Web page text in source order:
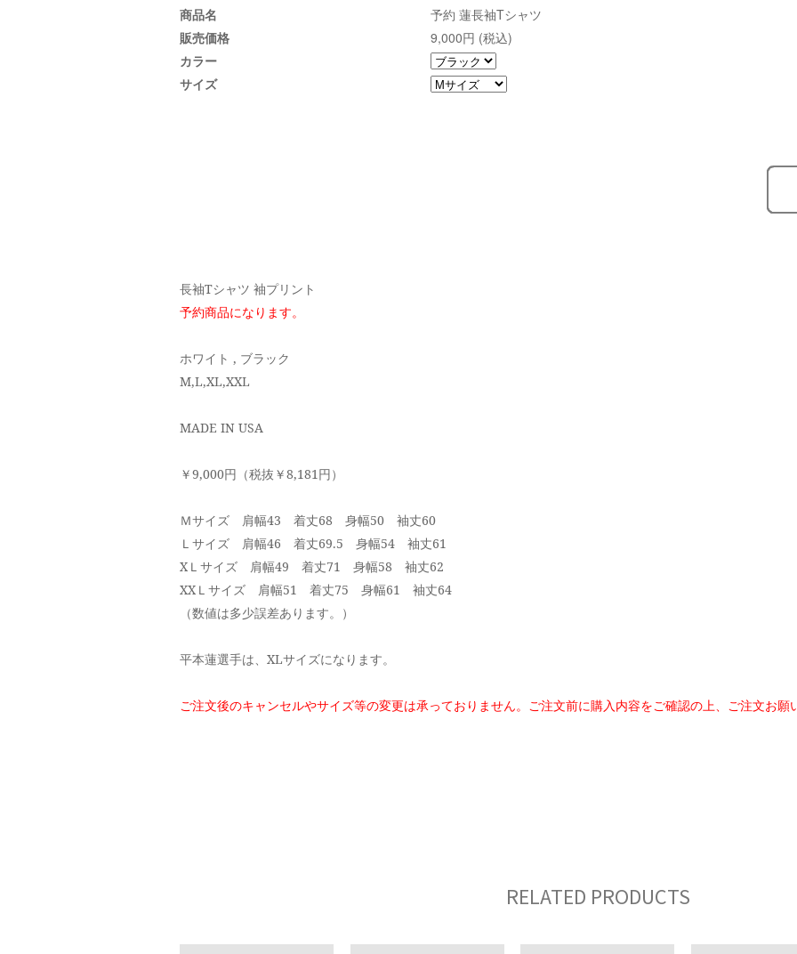
商品名
予約 蓮長袖Tシャツ
販売価格
9,000円 (税込)
カラー
サイズ
長袖Tシャツ 袖プリント
予約商品になります。
ホワイト , ブラック
M,L,XL,XXL
MADE IN USA
￥9,000円（税抜￥8,181円）
Ｍサイズ 肩幅43 着丈68 身幅50 袖丈60
Ｌサイズ 肩幅46 着丈69.5 身幅54 袖丈61
XＬサイズ 肩幅49 着丈71 身幅58 袖丈62
XXＬサイズ 肩幅51 着丈75 身幅61 袖丈64
（数値は多少誤差あります。）
平本蓮選手は、XLサイズになります。
ご注文後のキャンセルやサイズ等の変更は承っておりません。 ご注文前に購入内容をご確認の上、ご注文お願
RELATED PRODUCTS